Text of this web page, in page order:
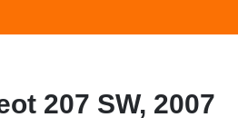
207 SW, 2007